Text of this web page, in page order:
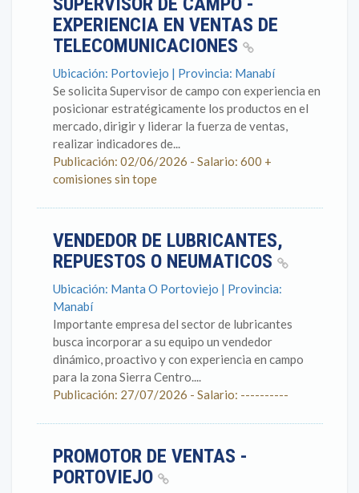
EXPERIENCIA EN VENTAS DE
TELECOMUNICACIONES
Ubicación: Portoviejo | Provincia: Manabí
Se solicita Supervisor de campo con experiencia en
posicionar estratégicamente los productos en el
mercado, dirigir y liderar la fuerza de ventas,
realizar indicadores de...
Publicación: 02/06/2026 - Salario: 600 +
comisiones sin tope
VENDEDOR DE LUBRICANTES,
REPUESTOS O NEUMATICOS
Ubicación: Manta O Portoviejo | Provincia:
Manabí
Importante empresa del sector de lubricantes
busca incorporar a su equipo un vendedor
dinámico, proactivo y con experiencia en campo
para la zona Sierra Centro....
Publicación: 27/07/2026 - Salario: ----------
PROMOTOR DE VENTAS -
PORTOVIEJO